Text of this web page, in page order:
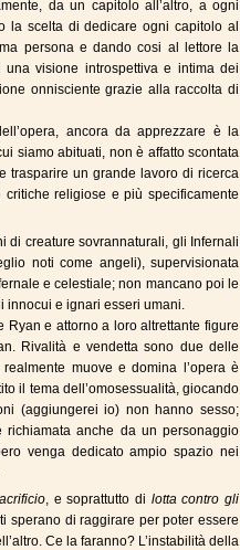
da un capitolo all’altro, a ogni
la scelta di dedicare ogni capitolo al
persona e dando cosi al lettore la
visione introspettiva e intima dei
onnisciente grazie alla raccolta di
ancora da apprezzare è la
siamo abituati, non è affatto scontata
trasparire un grande lavoro di ricerca
religiose e più specificamente
di creature sovrannaturali, gli Infernali
noti come angeli), supervisionata
e celestiale; non mancano poi le
innocui e ignari esseri umani.
e attorno a loro altrettante figure
Rivalità e vendetta sono due delle
muove e domina l’opera è
il tema dell’omosessualità, giocando
(aggiungerei io) non hanno sesso;
richiamata anche da un personaggio
venga dedicato ampio spazio nei
, e soprattutto di lotta contro gli
sperano di raggirare per poter essere
Ce la faranno? L’instabilità della